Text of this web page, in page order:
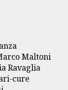
Maltoni
Ravaglia
cure